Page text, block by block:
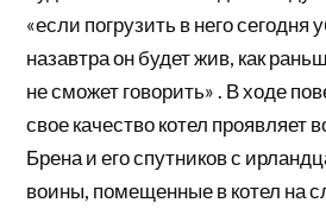
«если погрузить в него сегодня
назавтра он будет жив, как
не сможет говорить» . В ходе
свое качество котел проявляет
Брена и его спутников с
воины, помещенные в котел на